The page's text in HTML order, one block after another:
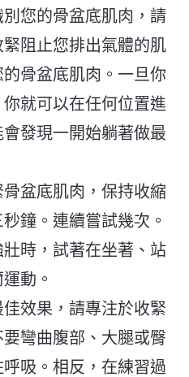
您的骨盆底肌肉，請
阻止您排出氣體的肌
骨盆底肌肉。一旦你
就可以在任何位置進
發現一開始躺著做最
盆底肌肉，保持收縮
鐘。連續嘗試幾次。
時，試著在坐著、站
動。
效果，請專注於收緊
彎曲腹部、大腿或臀
吸。相反，在練習過